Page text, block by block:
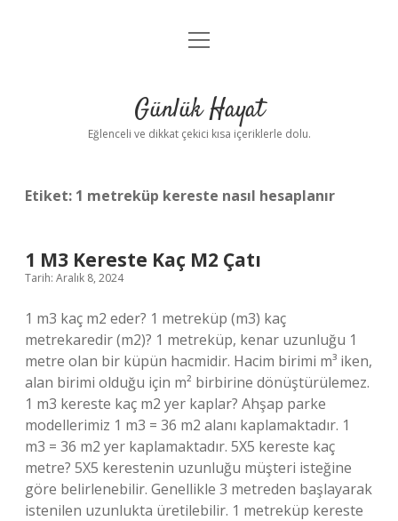
Anasayfa
Yasal Uyarı
menüyü
Günlük Hayat
Eğlenceli ve dikkat çekici kısa içeriklerle dolu.
Etiket: 1 metreküp kereste nasıl hesaplanır
1 M3 Kereste Kaç M2 Çatı
Tarih: Aralık 8, 2024
1 m3 kaç m2 eder? 1 metreküp (m3) kaç
metrekaredir (m2)? 1 metreküp, kenar uzunluğu 1
metre olan bir küpün hacmidir. Hacim birimi m³ iken,
alan birimi olduğu için m² birbirine dönüştürülemez.
1 m3 kereste kaç m2 yer kaplar? Ahşap parke
modellerimiz 1 m3 = 36 m2 alanı kaplamaktadır. 1
m3 = 36 m2 yer kaplamaktadır. 5X5 kereste kaç
metre? 5X5 kerestenin uzunluğu müşteri isteğine
göre belirlenebilir. Genellikle 3 metreden başlayarak
istenilen uzunlukta üretilebilir. 1 metreküp kereste